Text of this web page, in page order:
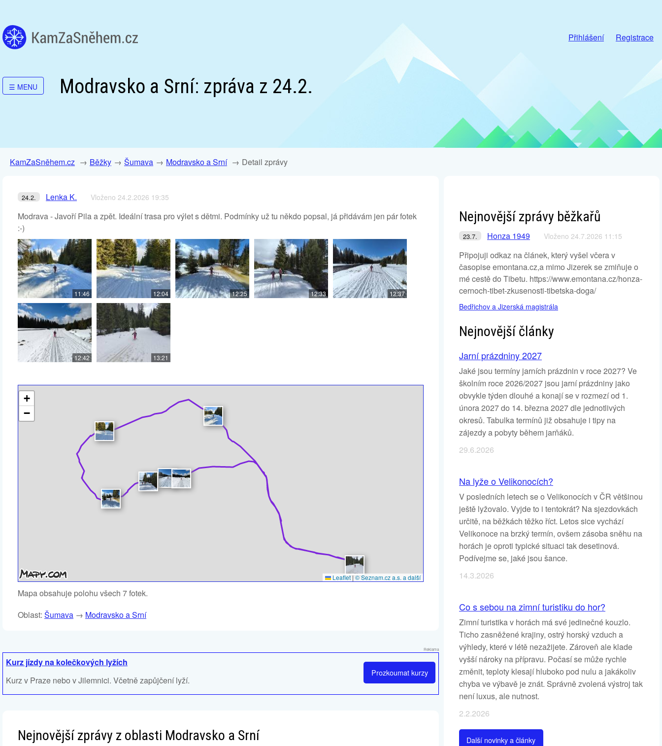
Přihlášení Registrace
☰ MENU Modravsko a Srní: zpráva z 24.2.
KamZaSněhem.cz Běžky Šumava Modravsko a Srní Detail zprávy
24.2. Lenka K. Vloženo 24.2.2026 19:35
Modrava - Javoří Pila a zpět. Ideální trasa pro výlet s dětmi. Podmínky už tu někdo popsal, já přidávám jen pár fotek
:-)
11:46 12:04 12:25 12:33 12:37
12:42 13:21
+
−
Leaflet | © Seznam.cz a.s. a další
Mapa obsahuje polohu všech 7 fotek.
Oblast: Šumava → Modravsko a Srní
Reklama
Prozkoumatkurzy
Kurz jízdy na kolečkových lyžích
Kurz v Praze nebo v Jilemnici. Včetně zapůjčení lyží.
Nejnovější zprávy z oblasti Modravsko a Srní
Nejnovější zprávy běžkařů
23.7. Honza 1949 Vloženo 24.7.2026 11:15
Připojuji odkaz na článek, který vyšel včera v
časopise emontana.cz,a mimo Jizerek se zmiňuje o
mé cestě do Tibetu. https://www.emontana.cz/honza-
cernoch-tibet-zkusenosti-tibetska-doga/
Bedřichov a Jizerská magistrála
Nejnovější články
Jarní prázdniny 2027
Jaké jsou termíny jarních prázdnin v roce 2027? Ve
školním roce 2026/2027 jsou jarní prázdniny jako
obvykle týden dlouhé a konají se v rozmezí od 1.
února 2027 do 14. března 2027 dle jednotlivých
okresů. Tabulka termínů již obsahuje i tipy na
zájezdy a pobyty během jarňáků.
29.6.2026
Na lyže o Velikonocích?
V posledních letech se o Velikonocích v ČR většinou
ještě lyžovalo. Vyjde to i tentokrát? Na sjezdovkách
určitě, na běžkách těžko říct. Letos sice vychází
Velikonoce na brzký termín, ovšem zásoba sněhu na
horách je oproti typické situaci tak desetinová.
Podívejme se, jaké jsou šance.
14.3.2026
Co s sebou na zimní turistiku do hor?
Zimní turistika v horách má své jedinečné kouzlo.
Ticho zasněžené krajiny, ostrý horský vzduch a
výhledy, které v létě nezažijete. Zároveň ale klade
vyšší nároky na přípravu. Počasí se může rychle
změnit, teploty klesají hluboko pod nulu a jakákoliv
chyba ve výbavě je znát. Správně zvolená výstroj tak
není luxus, ale nutnost.
2.2.2026
Další novinky a články